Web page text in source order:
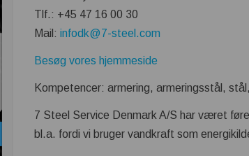
Tlf.: +45 47 16 00 30
Mail:infodk@7-steel.com
Besøg vores hjemmeside
Kompetencer: armering, armeringsstål,
7 Steel Service Denmark A/S har været
bl.a. fordi vi bruger vandkraft som